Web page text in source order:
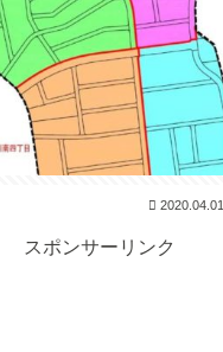
2020.04.01
スポンサーリンク